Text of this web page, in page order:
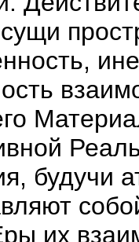
будучи
их